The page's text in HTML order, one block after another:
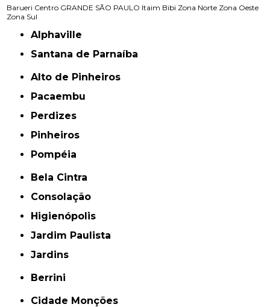
Barueri Centro GRANDE SÃO PAULO Itaim Bibi Zona Norte Zona Oeste
Zona Sul
Alphaville
Santana de Parnaíba
Alto de Pinheiros
Pacaembu
Perdizes
Pinheiros
Pompéia
Bela Cintra
Consolação
Higienópolis
Jardim Paulista
Jardins
Berrini
Cidade Monções